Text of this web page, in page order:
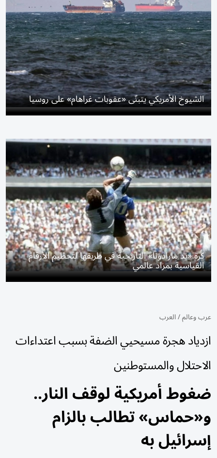
الشيوخ الأمريكي يتبنّى «عقوبات غراهام» على روسيا
كرة «يد مارادونا» التاريخية في طريقها لتحطيم الأرقام
القياسية بمزاد عالمي
عرب وعالم/العرب
ازدياد هجرة مسيحيي الضفة بسبب اعتداءات
الاحتلال والمستوطنين
ضغوط أمريكية لوقف النار..
و«حماس» تطالب بالزام
إسرائيل به